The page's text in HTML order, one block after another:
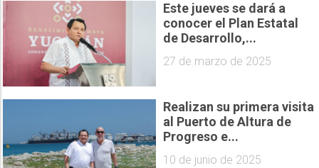
Este jueves se dará a
conocer el Plan Estatal
de Desarrollo,...
27 de marzo de 2025
Realizan su primera visita
al Puerto de Altura de
Progreso e...
10 de junio de 2025